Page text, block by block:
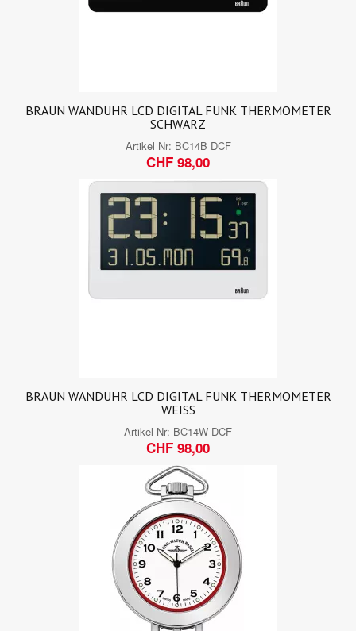
BRAUN WANDUHR LCD DIGITAL FUNK THERMOMETER
SCHWARZ
Artikel Nr: BC14B DCF
CHF 98,00
BRAUN WANDUHR LCD DIGITAL FUNK THERMOMETER
WEISS
Artikel Nr: BC14W DCF
CHF 98,00